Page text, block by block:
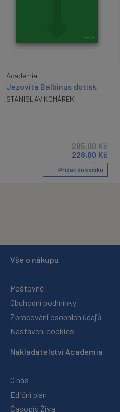
Academia
Jezovita Balbinus dotisk
STANISLAV KOMÁREK
285,00Kč
228,00 Kč
Přidat do košíku
Vše o nákupu
Poštovné
Obchodní podmínky
Zpracování osobních údajů
Nastavení cookies
Nakladatelství Academia
O nás
Ediční plán
Časopis Živa